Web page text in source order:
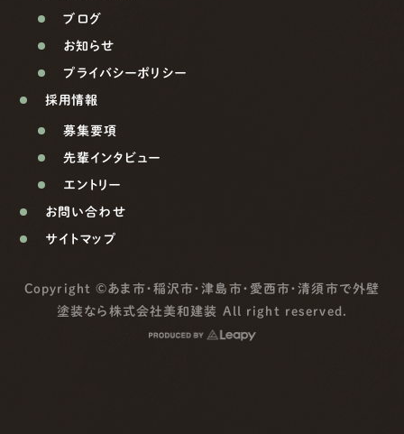
ブログ
お知らせ
プライバシーポリシー
採用情報
募集要項
先輩インタビュー
エントリー
お問い合わせ
サイトマップ
Copyright ©あま市・稲沢市・津島市・愛西市・清須市で外壁
塗装なら株式会社美和建装 All right reserved.